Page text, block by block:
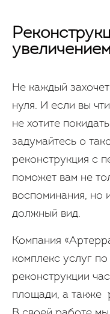
Не каждый
нуля. И если вы
не хотите
задумайтесь о
реконструкция с
поможет вам не
воспоминания, но
должный вид.
Компания
комплекс услуг
реконструкции
площади, а также